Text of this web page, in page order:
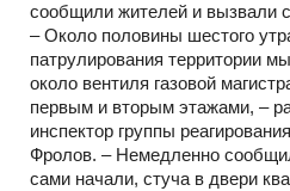
сообщили жителей и вызвали
– Около половины шестого
патрулирования территории
около вентиля газовой
первым и вторым этажами, –
инспектор группы
Фролов. – Немедленно
сами начали, стуча в двери